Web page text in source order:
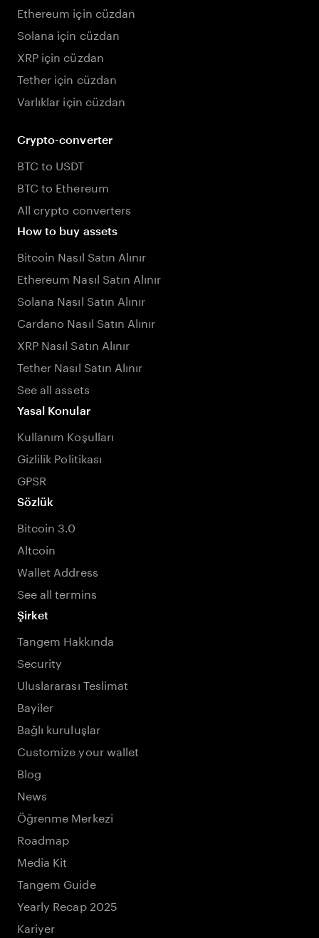
Ethereum için cüzdan
Solana için cüzdan
XRP için cüzdan
Tether için cüzdan
Varlıklar için cüzdan
Crypto-converter
BTC to USDT
BTC to Ethereum
All crypto converters
How to buy assets
Bitcoin Nasıl Satın Alınır
Ethereum Nasıl Satın Alınır
Solana Nasıl Satın Alınır
Cardano Nasıl Satın Alınır
XRP Nasıl Satın Alınır
Tether Nasıl Satın Alınır
See all assets
Yasal Konular
Kullanım Koşulları
Gizlilik Politikası
GPSR
Sözlük
Bitcoin 3.0
Altcoin
Wallet Address
See all termins
Şirket
Tangem Hakkında
Security
Uluslararası Teslimat
Bayiler
Bağlı kuruluşlar
Customize your wallet
Blog
News
Öğrenme Merkezi
Roadmap
Media Kit
Tangem Guide
Yearly Recap 2025
Kariyer